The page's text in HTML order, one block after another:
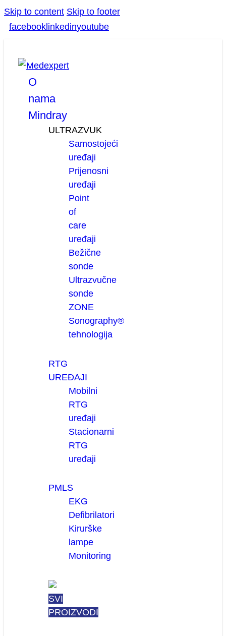
Skip to content Skip to footer
facebook linkedinyoutube
O
nama
Mindray
ULTRAZVUK
Samostojeći
uređaji
Prijenosni
uređaji
Point
of
care
uređaji
Bežične
sonde
Ultrazvučne
sonde
ZONE
Sonography®
tehnologija
RTG
UREĐAJI
Mobilni
RTG
uređaji
Stacionarni
RTG
uređaji
PMLS
EKG
Defibrilatori
Kirurške
lampe
Monitoring
SVI
PROIZVODI